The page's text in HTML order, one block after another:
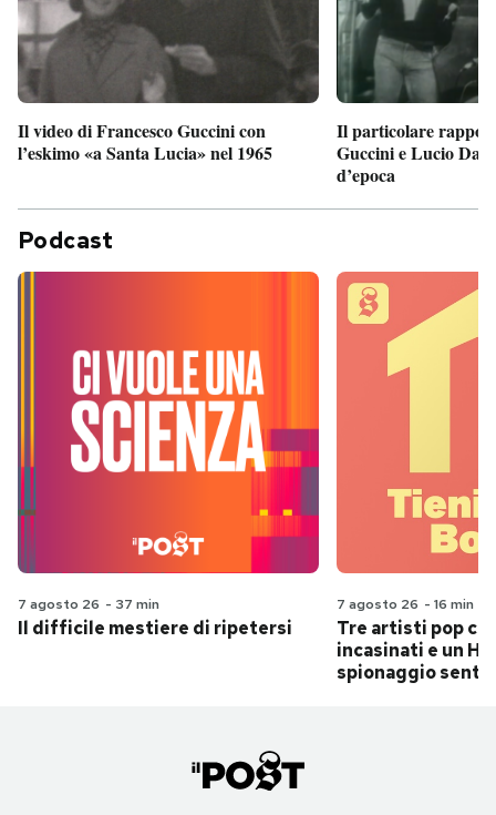
Il video di Francesco Guccini con
l’eskimo «a Santa Lucia» nel 1965
Il particolare
Guccini e Lucio
d’epoca
Podcast
7 agosto 26 - 37 min
Il difficile mestiere di ripetersi
7 agosto 26 - 16 min
Tre artisti pop
incasinati e un
spionaggio